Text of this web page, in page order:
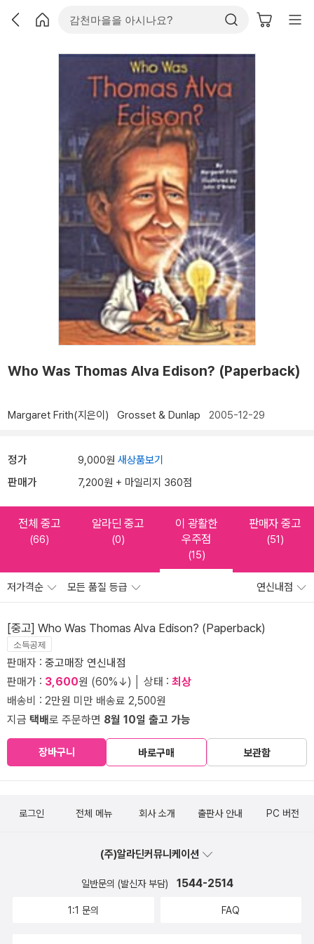
Who Was Thomas Alva Edison? (Paperback)
Margaret Frith(지은이) Grosset & Dunlap 2005-12-29
정가 9,000원 새상품보기
판매가 7,200원 + 마일리지 360점
전체 중고
(66)
알라딘 중고
(0)
이 광활한
우주점
(15)
판매자 중고
(51)
저가격순 모든 품질 등급 연신내점
[중고] Who Was Thomas Alva Edison? (Paperback)
소득공제
판매자 : 중고매장 연신내점
판매가 : 3,600원 (60%↓) │ 상태 : 최상
배송비 : 2만원 미만 배송료 2,500원
지금 택배로 주문하면 8월 10일 출고 가능
장바구니 바로구매 보관함
로그인 전체 메뉴 회사 소개 출판사 안내 PC 버전
(주)알라딘커뮤니케이션
일반문의 (발신자 부담) 1544-2514
1:1 문의 FAQ